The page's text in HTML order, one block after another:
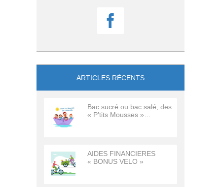

ARTICLES RÉCENTS
Bac sucré ou bac salé, des
« P’tits Mousses »…
AIDES FINANCIERES
« BONUS VELO »